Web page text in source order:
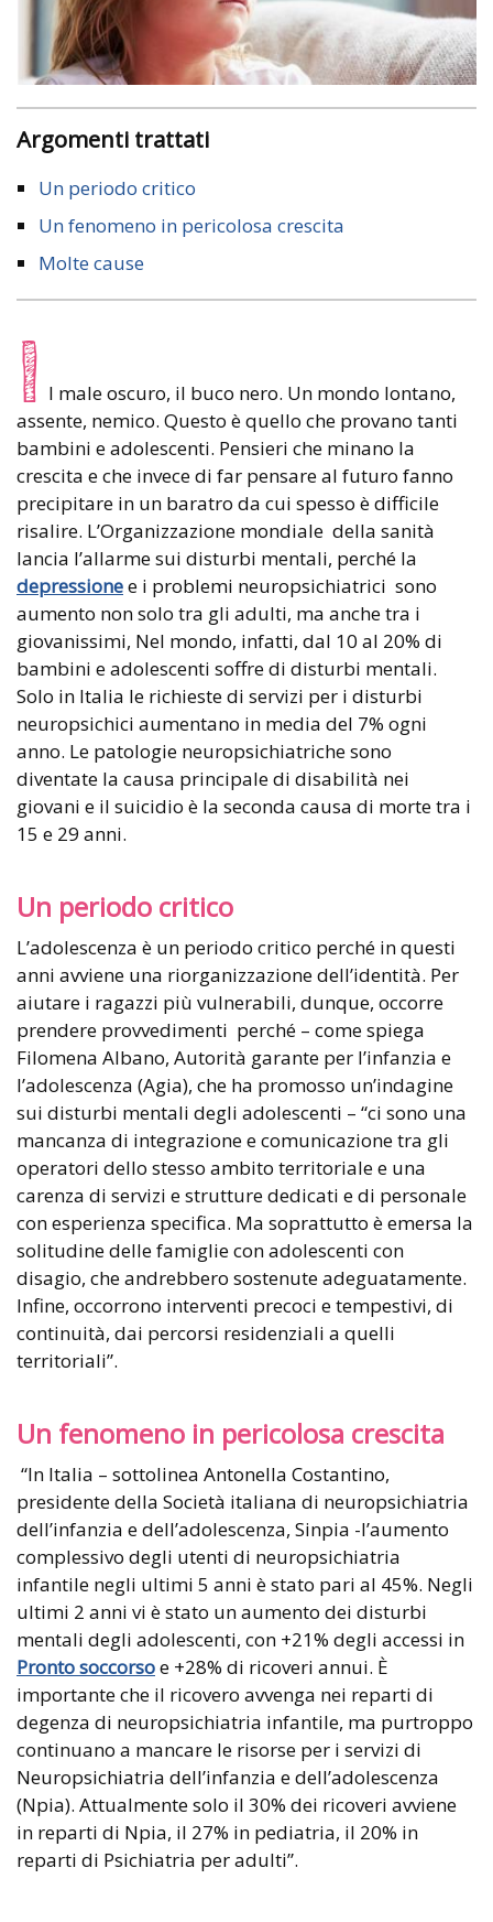
Argomenti trattati
Un periodo critico
Un fenomeno in pericolosa crescita
Molte cause
I l male oscuro, il buco nero. Un mondo lontano,
assente, nemico. Questo è quello che provano tanti
bambini e adolescenti. Pensieri che minano la
crescita e che invece di far pensare al futuro fanno
precipitare in un baratro da cui spesso è difficile
risalire. L’Organizzazione mondiale della sanità
lancia l’allarme sui disturbi mentali, perché la
depressionee i problemi neuropsichiatrici sono
aumento non solo tra gli adulti, ma anche tra i
giovanissimi, Nel mondo, infatti, dal 10 al 20% di
bambini e adolescenti soffre di disturbi mentali.
Solo in Italia le richieste di servizi per i disturbi
neuropsichici aumentano in media del 7% ogni
anno. Le patologie neuropsichiatriche sono
diventate la causa principale di disabilità nei
giovani e il suicidio è la seconda causa di morte tra i
15 e 29 anni.
Un periodo critico
L’adolescenza è un periodo critico perché in questi
anni avviene una riorganizzazione dell’identità. Per
aiutare i ragazzi più vulnerabili, dunque, occorre
prendere provvedimenti perché – come spiega
Filomena Albano, Autorità garante per l’infanzia e
l’adolescenza (Agia), che ha promosso un’indagine
sui disturbi mentali degli adolescenti – “ci sono una
mancanza di integrazione e comunicazione tra gli
operatori dello stesso ambito territoriale e una
carenza di servizi e strutture dedicati e di personale
con esperienza specifica. Ma soprattutto è emersa la
solitudine delle famiglie con adolescenti con
disagio, che andrebbero sostenute adeguatamente.
Infine, occorrono interventi precoci e tempestivi, di
continuità, dai percorsi residenziali a quelli
territoriali”.
Un fenomeno in pericolosa crescita
“In Italia – sottolinea Antonella Costantino,
presidente della Società italiana di neuropsichiatria
dell’infanzia e dell’adolescenza, Sinpia -l’aumento
complessivo degli utenti di neuropsichiatria
infantile negli ultimi 5 anni è stato pari al 45%. Negli
ultimi 2 anni vi è stato un aumento dei disturbi
mentali degli adolescenti, con +21% degli accessi in
Pronto soccorsoe +28% di ricoveri annui. È
importante che il ricovero avvenga nei reparti di
degenza di neuropsichiatria infantile, ma purtroppo
continuano a mancare le risorse per i servizi di
Neuropsichiatria dell’infanzia e dell’adolescenza
(Npia). Attualmente solo il 30% dei ricoveri avviene
in reparti di Npia, il 27% in pediatria, il 20% in
reparti di Psichiatria per adulti”.